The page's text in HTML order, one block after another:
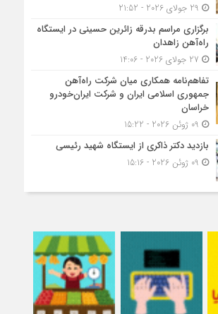
برگزاری مراسم بدرقه زائرین حسینی در ایستگاه
راه‌آهن زاهدان
تفاهم‌نامه همکاری میان شرکت راه‌آهن
جمهوری اسلامی ایران و شرکت ایران‌خودرو
خراسان
بازدید دکتر ذاکری از ایستگاه شهید رئیسی